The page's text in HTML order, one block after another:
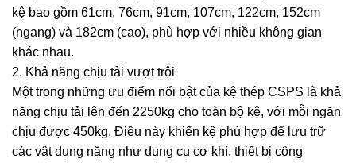
kệ bao gồm 61cm, 76cm, 91cm, 107cm, 122cm, 152cm
(ngang) và 182cm (cao), phù hợp với nhiều không gian
khác nhau.
2. Khả năng chịu tải vượt trội
Một trong những ưu điểm nổi bật của kệ thép CSPS là khả
năng chịu tải lên đến 2250kg cho toàn bộ kệ, với mỗi ngăn
chịu được 450kg. Điều này khiến kệ phù hợp để lưu trữ
các vật dụng nặng như dụng cụ cơ khí, thiết bị công